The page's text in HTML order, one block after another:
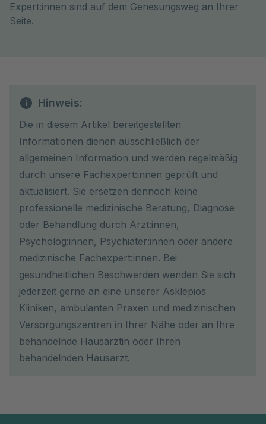
Expert:innen sind auf dem Genesungsweg an Ihrer
Seite.
Hinweis:
Die in diesem Artikel bereitgestellten
Informationen dienen ausschließlich der
allgemeinen Information und werden regelmäßig
durch unsere Fachexpert:innen geprüft und
aktualisiert. Sie ersetzen dennoch keine
professionelle medizinische Beratung, Diagnose
oder Behandlung durch Ärzt:innen,
Psycholog:innen, Psychiater:innen oder andere
medizinische Fachexpert:innen. Bei
gesundheitlichen Beschwerden wenden Sie sich
jederzeit gerne an eine unserer Asklepios
Kliniken, ambulanten Praxen und medizinischen
Versorgungszentren in Ihrer Nähe oder an Ihre
behandelnde Hausärztin oder Ihren
behandelnden Hausarzt.